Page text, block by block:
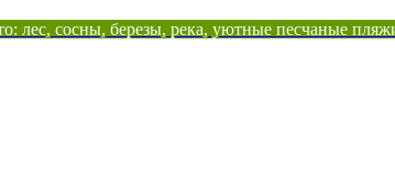
лес, сосны, березы, река, уютные песчаные